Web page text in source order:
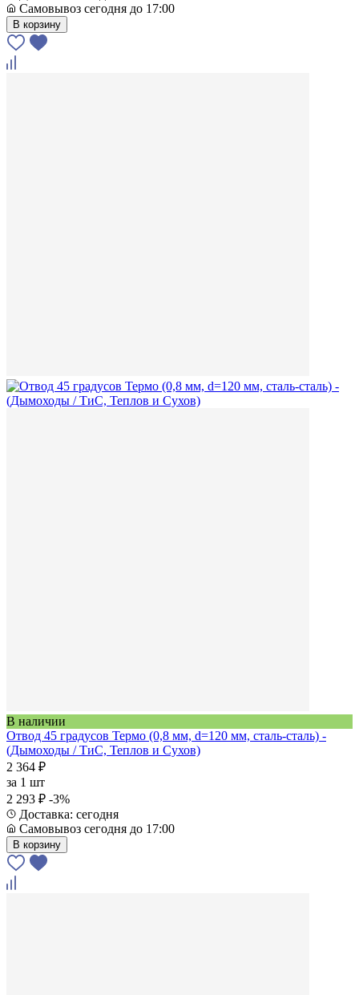
Самовывоз сегодня до 17:00
В корзину
В наличии
Отвод 45 градусов Термо (0,8 мм, d=120 мм, сталь-сталь) -
(Дымоходы / ТиС, Теплов и Сухов)
2 364 ₽
за 1 шт
2 293 ₽ -3%
Доставка: сегодня
Самовывоз сегодня до 17:00
В корзину